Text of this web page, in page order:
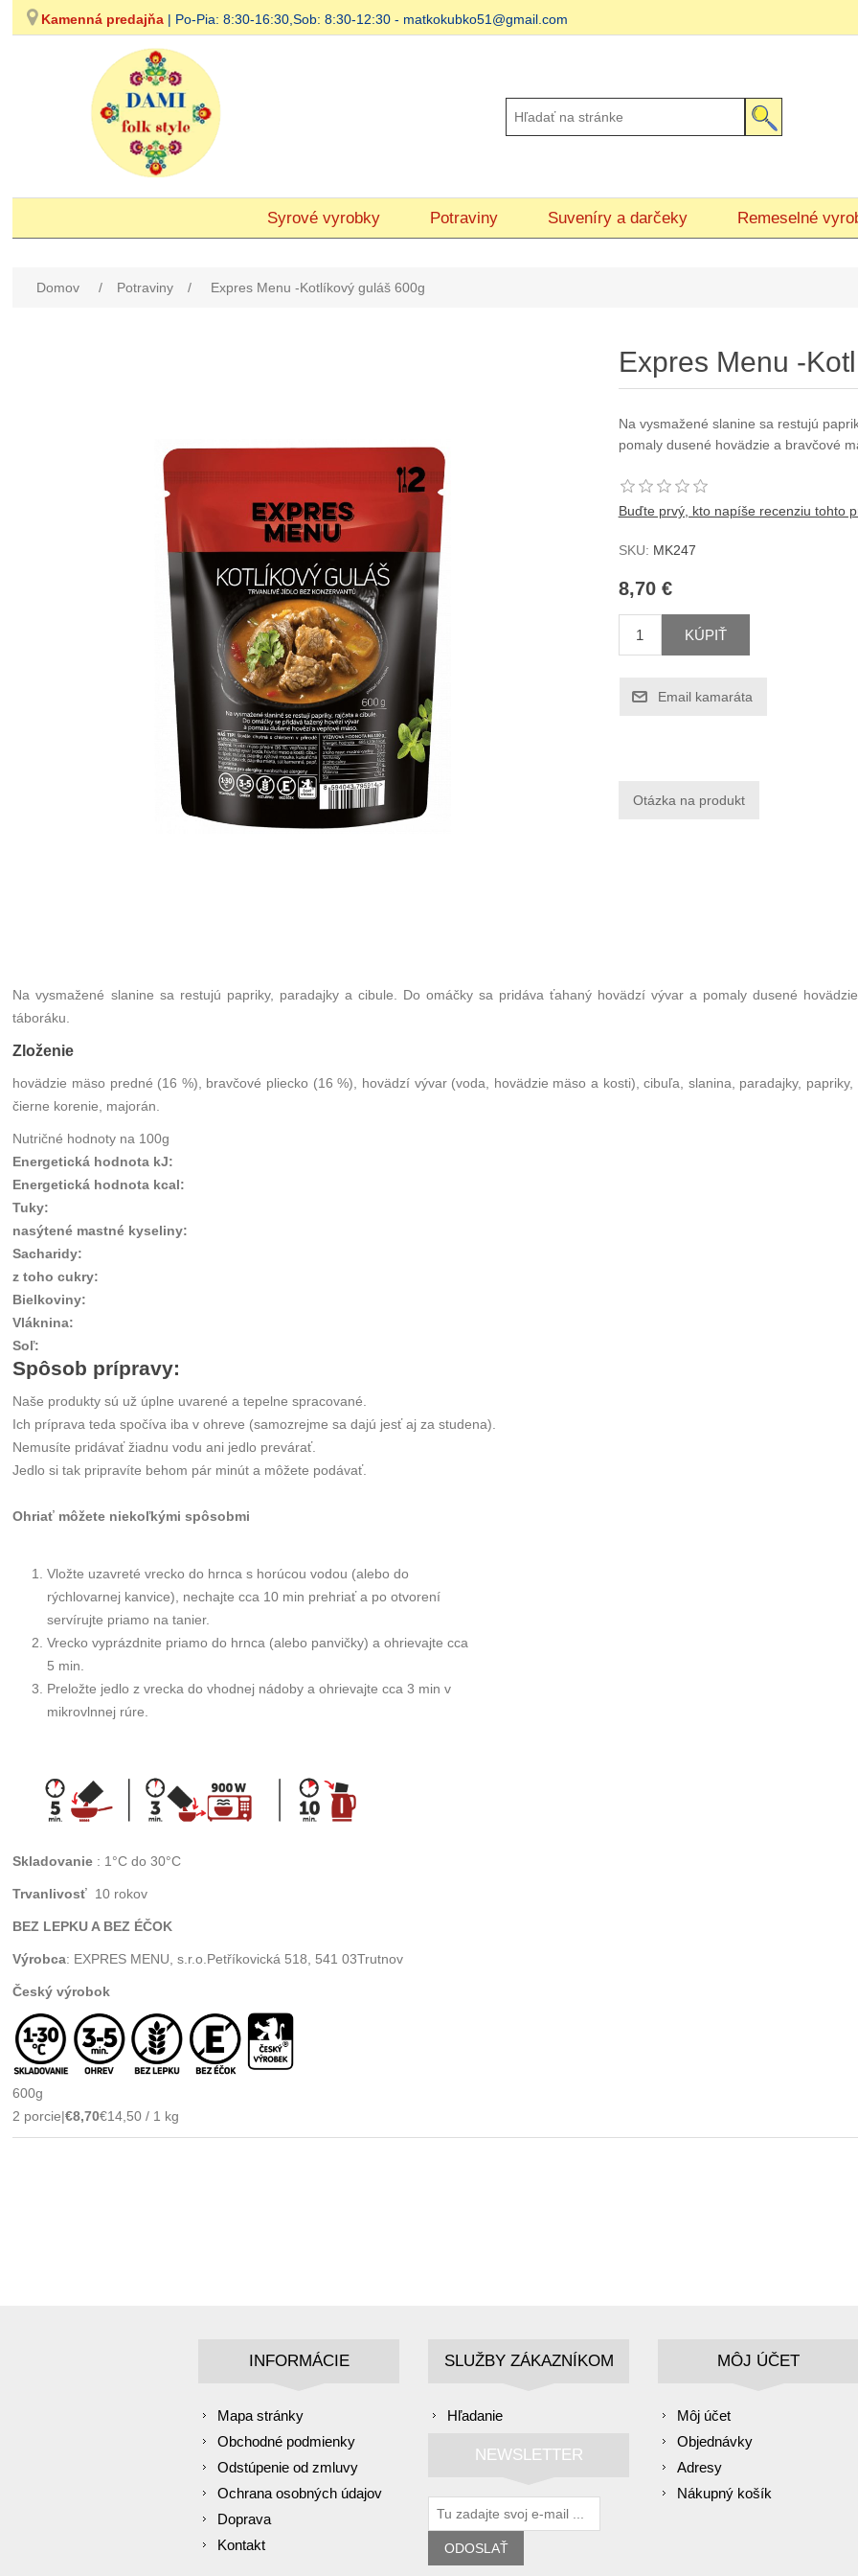
Kamenná predajňa | Po-Pia: 8:30-16:30,Sob: 8:30-12:30 - matkokubko51@gmail.com
Syrové vyrobky Potraviny Suveníry a darčeky Remeselné
Domov / Potraviny / Expres Menu -Kotlíkový guláš 600g
Expres Menu -
Na vysmažené slanine sa restujú
pomaly dusené hovädzie a bravčové
Buďte prvý, kto napíše recenziu tohto
SKU: MK247
8,70 €
KÚPIŤ
Email kamaráta
Na vysmažené slanine sa restujú papriky, paradajky a cibule. Do omáčky sa pridáva ťahaný hovädzí vývar a pomaly dusené
táboráku.
Zloženie
hovädzie mäso predné (16 %), bravčové pliecko (16 %), hovädzí vývar (voda, hovädzie mäso a kosti), cibuľa, slanina, paradajky,
čierne korenie, majorán.
Nutričné hodnoty na 100g
Energetická hodnota kJ:
Energetická hodnota kcal:
Tuky:
nasýtené mastné kyseliny:
Sacharidy:
z toho cukry:
Bielkoviny:
Vláknina:
Soľ:
Spôsob prípravy:
Naše produkty sú už úplne uvarené a tepelne spracované.
Ich príprava teda spočíva iba v ohreve (samozrejme sa dajú jesť aj za studena).
Nemusíte pridávať žiadnu vodu ani jedlo prevárať.
Jedlo si tak pripravíte behom pár minút a môžete podávať.
Ohriať môžete niekoľkými spôsobmi
Vložte uzavreté vrecko do hrnca s horúcou vodou (alebo do
rýchlovarnej kanvice), nechajte cca 10 min prehriať a po otvorení
servírujte priamo na tanier.
Vrecko vyprázdnite priamo do hrnca (alebo panvičky) a ohrievajte cca
5 min.
Preložte jedlo z vrecka do vhodnej nádoby a ohrievajte cca 3 min v
mikrovlnnej rúre.
Skladovanie : 1°C do 30°C
Trvanlivosť 10 rokov
BEZ LEPKU A BEZ ÉČOK
Výrobca: EXPRES MENU, s.r.o.Petříkovická 518, 541 03Trutnov
Český výrobok
600g
2 porcie|€8,70€14,50 / 1 kg
INFORMÁCIE
Mapa stránky
Obchodné podmienky
Odstúpenie od zmluvy
Ochrana osobných údajov
Doprava
Kontakt
SLUŽBY ZÁKAZNÍKOM
Hľadanie
NEWSLETTER
ODOSLAŤ
MÔJ ÚČET
Môj účet
Objednávky
Adresy
Nákupný košík